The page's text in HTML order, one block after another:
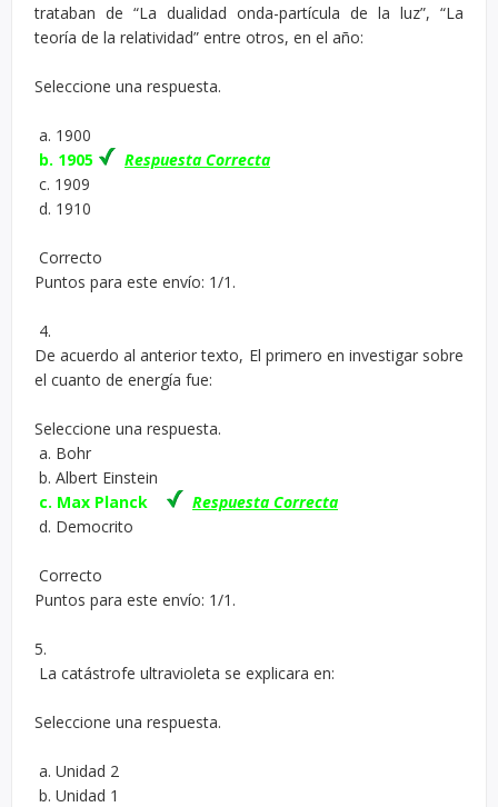
trataban de “La dualidad onda-partícula de la luz”, “La
teoría de la relatividad” entre otros, en el año:
Seleccione una respuesta.
a. 1900
b. 1905
Respuesta Correcta
c. 1909
d. 1910
Correcto
Puntos para este envío: 1/1.
4.
De acuerdo al anterior texto, El primero en investigar sobre
el cuanto de energía fue:
Seleccione una respuesta.
a. Bohr
b. Albert Einstein
c. Max Planck
Respuesta Correcta
d. Democrito
Correcto
Puntos para este envío: 1/1.
5.
La catástrofe ultravioleta se explicara en:
Seleccione una respuesta.
a. Unidad 2
b. Unidad 1